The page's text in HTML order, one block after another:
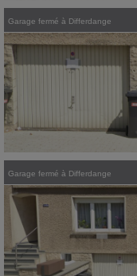
Garage fermé à Differdange
Garage fermé à Differdange